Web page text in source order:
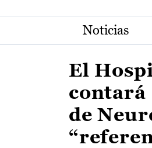
Noticias
El
contará
de